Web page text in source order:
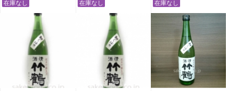
720ml×3
720ml×2